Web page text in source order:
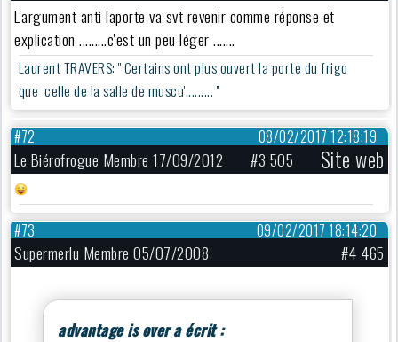
L'argument anti laporte va svt revenir comme réponse et
explication .........c'est un peu léger .......
Laurent TRAVERS: '' Certains ont plus ouvert la porte du frigo
que celle de la salle de muscu'......... ''
08/02/2017 12:18:19
#72
Le Biérofrogue Membre 17/09/2012 #3 505 Site web
09/02/2017 18:14:20
#73
Supermerlu Membre 05/07/2008 #4 465
advantage is over a écrit :